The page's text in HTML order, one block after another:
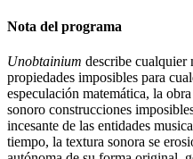
Nota del programa
Unobtainium describe cualquier
propiedades imposibles para
especulación matemática, la
sonoro construcciones
incesante de las entidades
tiempo, la textura sonora se